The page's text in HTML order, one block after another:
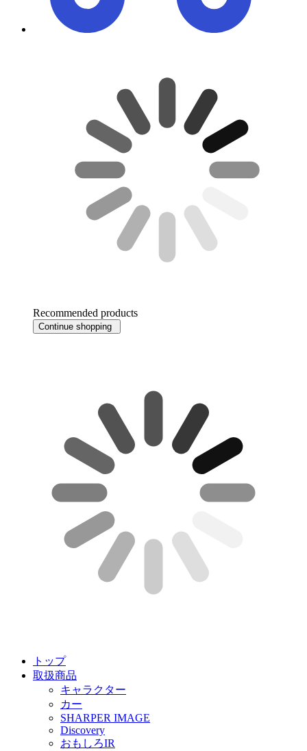
Recommended products
Continue shopping
トップ
取扱商品
キャラクター
カー
SHARPER IMAGE
Discovery
おもしろIR